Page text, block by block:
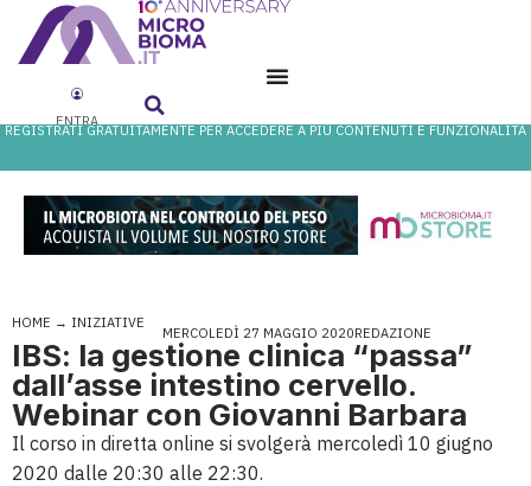
ENTRA
REGISTRATI GRATUITAMENTE PER ACCEDERE A PIÙ CONTENUTI E FUNZIONALITÀ
HOME → INIZIATIVE
MERCOLEDÌ 27 MAGGIO 2020REDAZIONE
IBS: la gestione clinica “passa”
dall’asse intestino cervello.
Webinar con Giovanni Barbara
Il corso in diretta online si svolgerà mercoledì 10 giugno
2020 dalle 20:30 alle 22:30.